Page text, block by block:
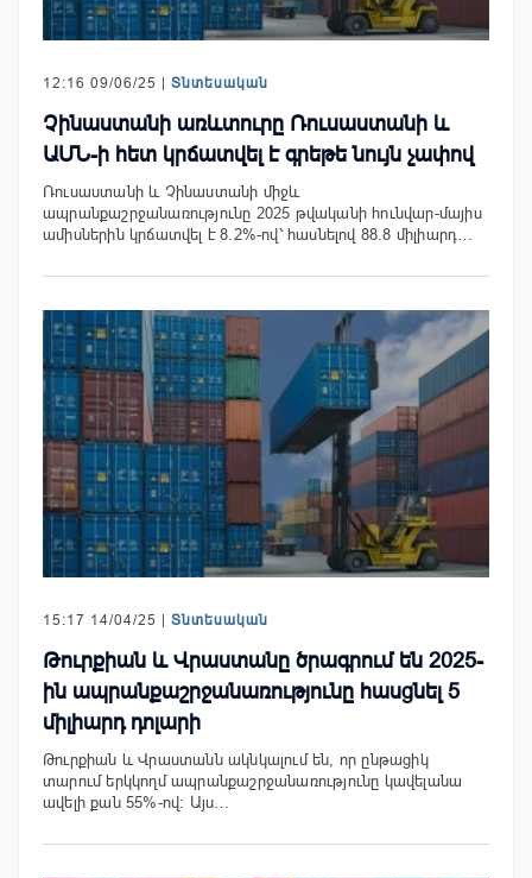
12:16 09/06/25 | Տնտեսական
Չինաստանի առևտուրը Ռուսաստանի և
ԱՄՆ-ի հետ կրճատվել է գրեթե նույն չափով
Ռուսաստանի և Չինաստանի միջև
ապրանքաշրջանառությունը 2025 թվականի հունվար-մայիս
ամիսներին կրճատվել է 8.2%-ով՝ հասնելով 88.8 միլիարդ…
15:17 14/04/25 | Տնտեսական
Թուրքիան և Վրաստանը ծրագրում են 2025-
ին ապրանքաշրջանառությունը հասցնել 5
միլիարդ դոլարի
Թուրքիան և Վրաստանն ակնկալում են, որ ընթացիկ
տարում երկկողմ ապրանքաշրջանառությունը կավելանա
ավելի քան 55%-ով։ Այս…